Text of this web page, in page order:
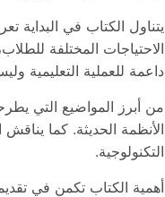
يتناول الكتاب في البداية
الاحتياجات المختلفة
داعمة للعملية التعليمية
من أبرز المواضيع التي
الأنظمة الحديثة. كما
التكنولوجية.
أهمية الكتاب تكمن في